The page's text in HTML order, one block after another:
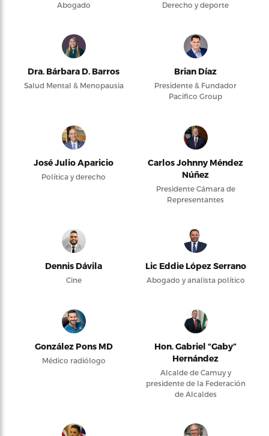
Abogado Derecho y deporte
Dra. Bárbara D. Barros
Salud Mental & Menopausia
Brian Díaz
Presidente & Fundador
Pacifico Group
José Julio Aparicio
Política y derecho
Carlos Johnny Méndez
Núñez
Presidente Cámara de
Representantes
Dennis Dávila
Cine
Lic Eddie López Serrano
Abogado y analista político
González Pons MD
Médico radiólogo
Hon. Gabriel “Gaby”
Hernández
Alcalde de Camuy y
presidente de la Federación
de Alcaldes